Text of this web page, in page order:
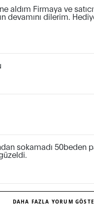
Firmaya ve
devamını dilerim.
sokamadı 50beden
DAHA FAZLA YORUM